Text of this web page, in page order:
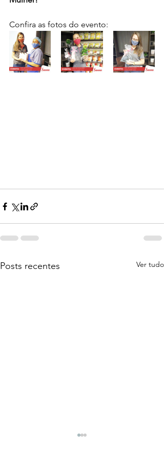
Confira as fotos do evento:
Posts recentes Ver tudo